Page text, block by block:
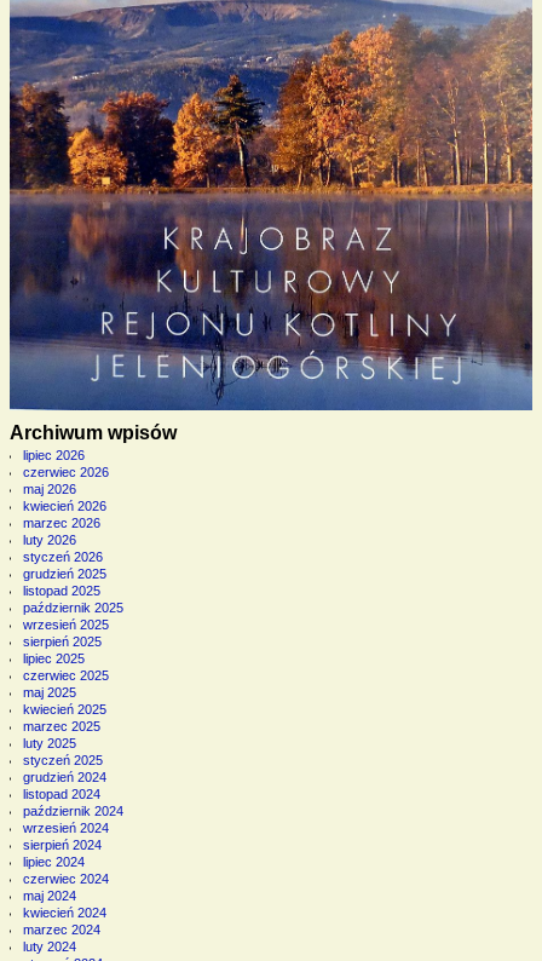
Archiwum wpisów
lipiec 2026
czerwiec 2026
maj 2026
kwiecień 2026
marzec 2026
luty 2026
styczeń 2026
grudzień 2025
listopad 2025
październik 2025
wrzesień 2025
sierpień 2025
lipiec 2025
czerwiec 2025
maj 2025
kwiecień 2025
marzec 2025
luty 2025
styczeń 2025
grudzień 2024
listopad 2024
październik 2024
wrzesień 2024
sierpień 2024
lipiec 2024
czerwiec 2024
maj 2024
kwiecień 2024
marzec 2024
luty 2024